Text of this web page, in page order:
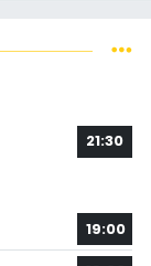
21:30
19:00